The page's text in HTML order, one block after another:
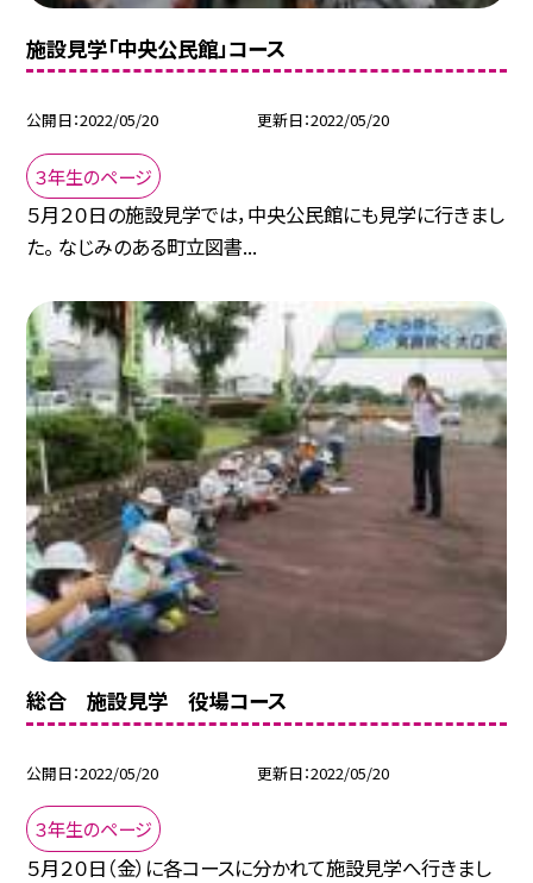
施設見学「中央公民館」コース
公開日 2022/05/20 更新日 2022/05/20
３年生のページ
５月２０日の施設見学では，中央公民館にも見学に行きまし
た。 なじみのある町立図書...
総合 施設見学 役場コース
公開日 2022/05/20 更新日 2022/05/20
３年生のページ
５月２０日（金）に各コースに分かれて施設見学へ行きまし